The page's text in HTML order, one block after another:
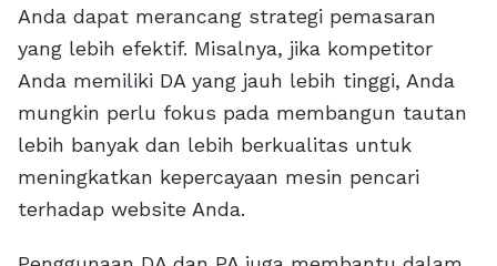
Anda dapat merancang strategi pemasaran
yang lebih efektif. Misalnya, jika kompetitor
Anda memiliki DA yang jauh lebih tinggi, Anda
mungkin perlu fokus pada membangun tautan
lebih banyak dan lebih berkualitas untuk
meningkatkan kepercayaan mesin pencari
terhadap website Anda.